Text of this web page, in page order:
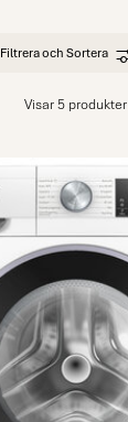
Filtrera och Sortera
Visar 5 produkter